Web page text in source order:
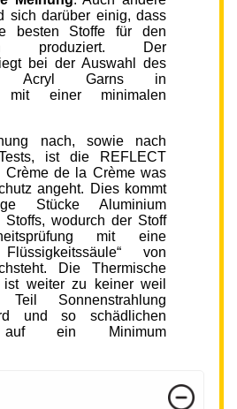
sich darüber einig, dass
besten Stoffe für den
produziert. Der
bei der Auswahl des
Acryl Garns in
mit einer minimalen
nach, sowie nach
ist die REFLECT
Crème de la Crème was
angeht. Dies kommt
Stücke Aluminium
Stoffs, wodurch der Stoff
mit eine
von
Die Thermische
ist weiter zu keiner weil
Sonnenstrahlung
und so schädlichen
auf ein Minimum